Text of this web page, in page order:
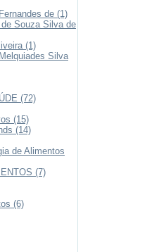
de (1)
Souza Silva de
(1)
Silva
(72)
(15)
(14)
de Alimentos
(7)
(6)